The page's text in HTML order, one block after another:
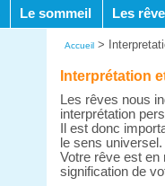
Le sommeil Les
Accueil >
Interprétation
Les rêves nous
interprétation
Il est donc
le sens universel.
Votre rêve est
signification de